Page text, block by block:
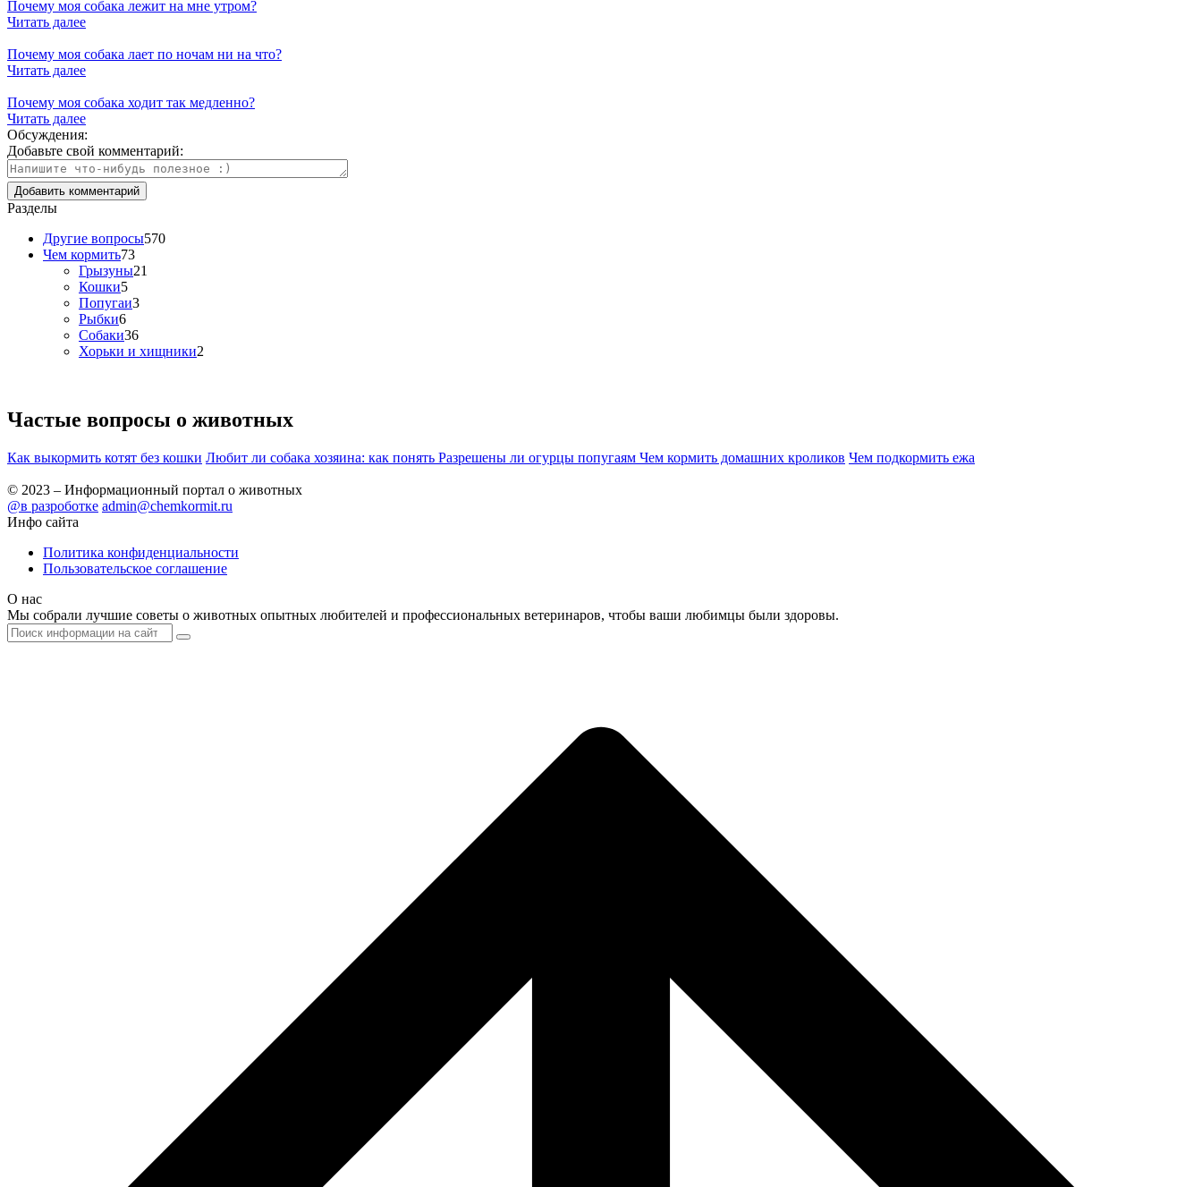
Почему моя собака лежит на мне утром?
Читать далее
Почему моя собака лает по ночам ни на что?
Читать далее
Почему моя собака ходит так медленно?
Читать далее
Обсуждения:
Добавьте свой комментарий:
Разделы
Другие вопросы570
Чем кормить73
Грызуны21
Кошки5
Попугаи3
Рыбки6
Собаки36
Хорьки и хищники2
Частые вопросы о животных
Как выкормить котят без кошки Любит ли собака хозяина: как понять Разрешены ли огурцы попугаям Чем кормить домашних кроликов Чем подкормить ежа
© 2023 – Информационный портал о животных
@в разроботке admin@chemkormit.ru
Инфо сайта
Политика конфиденциальности
Пользовательское соглашение
О нас
Мы собрали лучшие советы о животных опытных любителей и профессиональных ветеринаров, чтобы ваши любимцы были здоровы.